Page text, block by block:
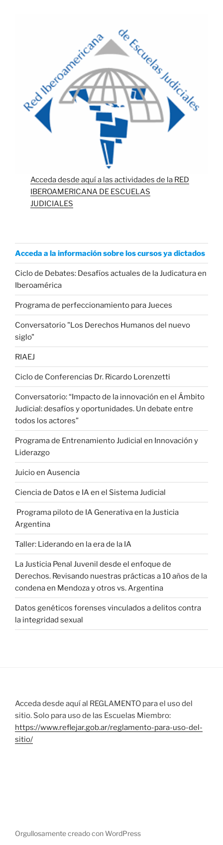
Acceda desde aquí a las actividades de la RED
IBEROAMERICANA DE ESCUELAS
JUDICIALES
Acceda a la información sobre los cursos ya dictados
Ciclo de Debates: Desafíos actuales de la Judicatura en
Iberoamérica
Programa de perfeccionamiento para Jueces
Conversatorio "Los Derechos Humanos del nuevo
siglo"
RIAEJ
Ciclo de Conferencias Dr. Ricardo Lorenzetti
Conversatorio: “Impacto de la innovación en el Ámbito
Judicial: desafíos y oportunidades. Un debate entre
todos los actores”
Programa de Entrenamiento Judicial en Innovación y
Liderazgo
Juicio en Ausencia
Ciencia de Datos e IA en el Sistema Judicial
Programa piloto de IA Generativa en la Justicia
Argentina
Taller: Liderando en la era de la IA
La Justicia Penal Juvenil desde el enfoque de
Derechos. Revisando nuestras prácticas a 10 años de la
condena en Mendoza y otros vs. Argentina
Datos genéticos forenses vinculados a delitos contra
la integridad sexual
Acceda desde aquí al REGLAMENTO para el uso del
sitio. Solo para uso de las Escuelas Miembro:
https://www.reflejar.gob.ar/reglamento-para-uso-del-
sitio/
Orgullosamente creado con WordPress